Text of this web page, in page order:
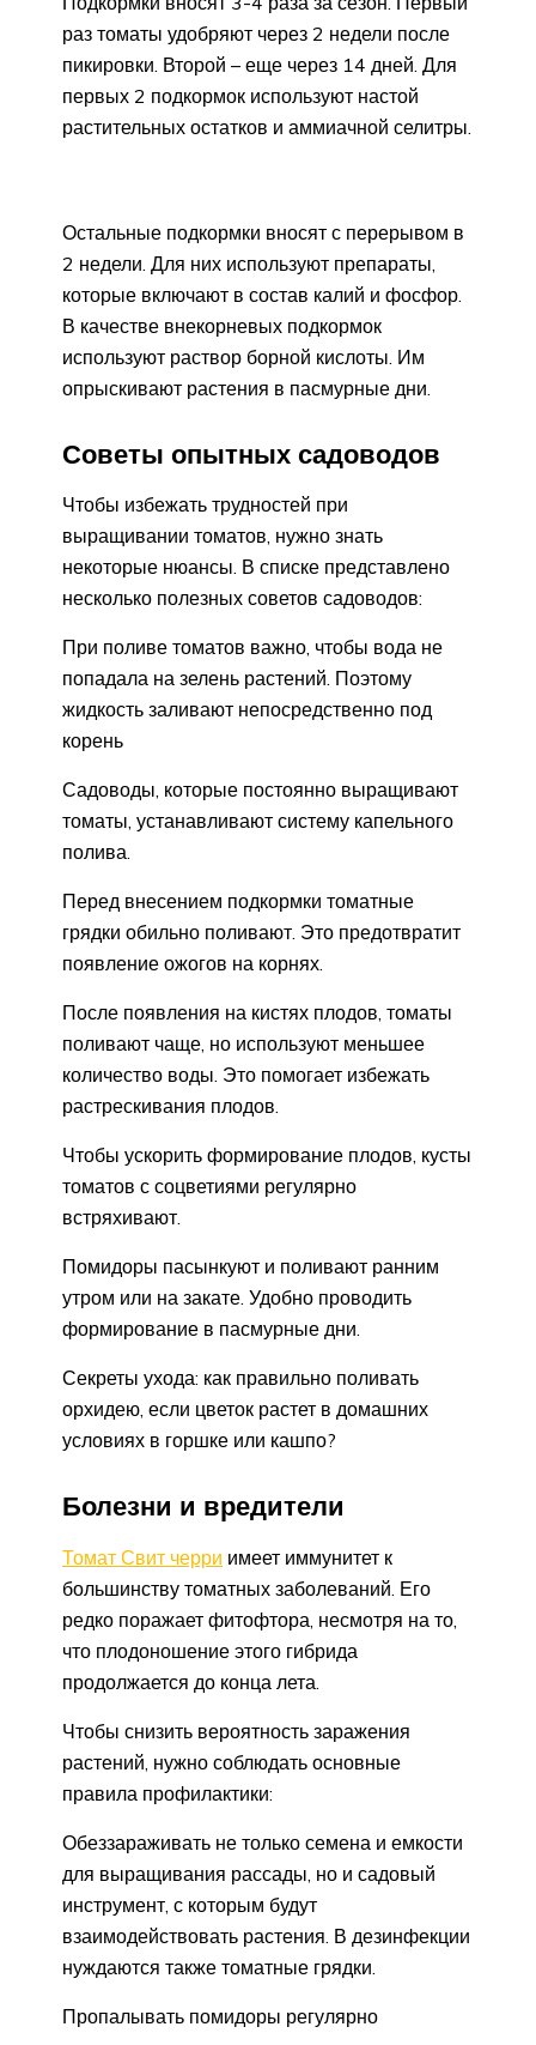
раз томаты удобряют через 2 недели после
пикировки. Второй – еще через 14 дней. Для
первых 2 подкормок используют настой
растительных остатков и аммиачной селитры.
Остальные подкормки вносят с перерывом в
2 недели. Для них используют препараты,
которые включают в состав калий и фосфор.
В качестве внекорневых подкормок
используют раствор борной кислоты. Им
опрыскивают растения в пасмурные дни.
Советы опытных садоводов
Чтобы избежать трудностей при
выращивании томатов, нужно знать
некоторые нюансы. В списке представлено
несколько полезных советов садоводов:
При поливе томатов важно, чтобы вода не
попадала на зелень растений. Поэтому
жидкость заливают непосредственно под
корень
Садоводы, которые постоянно выращивают
томаты, устанавливают систему капельного
полива.
Перед внесением подкормки томатные
грядки обильно поливают. Это предотвратит
появление ожогов на корнях.
После появления на кистях плодов, томаты
поливают чаще, но используют меньшее
количество воды. Это помогает избежать
растрескивания плодов.
Чтобы ускорить формирование плодов, кусты
томатов с соцветиями регулярно
встряхивают.
Помидоры пасынкуют и поливают ранним
утром или на закате. Удобно проводить
формирование в пасмурные дни.
Секреты ухода: как правильно поливать
орхидею, если цветок растет в домашних
условиях в горшке или кашпо?
Болезни и вредители
Томат Свит черри имеет иммунитет к
большинству томатных заболеваний. Его
редко поражает фитофтора, несмотря на то,
что плодоношение этого гибрида
продолжается до конца лета.
Чтобы снизить вероятность заражения
растений, нужно соблюдать основные
правила профилактики:
Обеззараживать не только семена и емкости
для выращивания рассады, но и садовый
инструмент, с которым будут
взаимодействовать растения. В дезинфекции
нуждаются также томатные грядки.
Пропалывать помидоры регулярно